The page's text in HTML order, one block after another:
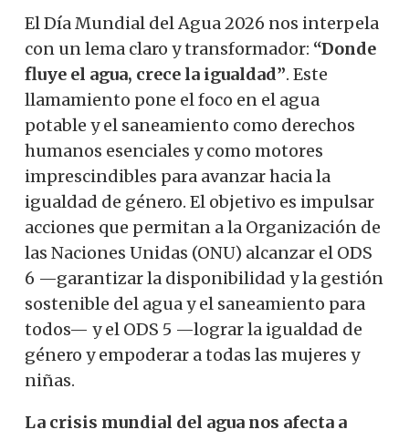
El Día Mundial del Agua 2026 nos interpela
con un lema claro y transformador: “Donde
fluye el agua, crece la igualdad”. Este
llamamiento pone el foco en el agua
potable y el saneamiento como derechos
humanos esenciales y como motores
imprescindibles para avanzar hacia la
igualdad de género. El objetivo es impulsar
acciones que permitan a la Organización de
las Naciones Unidas (ONU) alcanzar el ODS
6 —garantizar la disponibilidad y la gestión
sostenible del agua y el saneamiento para
todos— y el ODS 5 —lograr la igualdad de
género y empoderar a todas las mujeres y
niñas.
La crisis mundial del agua nos afecta a